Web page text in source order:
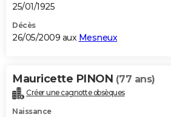
25/01/1925
Décès
26/05/2009 aux Mesneux
Mauricette PINON (77 ans)
Créer une cagnotte obsèques
Naissance